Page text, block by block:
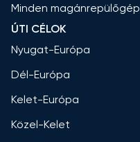
Minden magánrepülőgép
ÚTI CÉLOK
Nyugat-Európa
Dél-Európa
Kelet-Európa
Közel-Kelet